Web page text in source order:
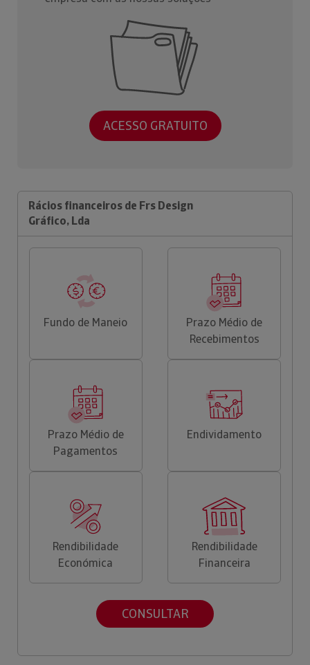
ACESSO GRATUITO
Rácios financeiros de Frs Design
Gráfico, Lda
Fundo de Maneio
Prazo Médio de
Recebimentos
Prazo Médio de
Pagamentos
Endividamento
Rendibilidade
Económica
Rendibilidade
Financeira
CONSULTAR